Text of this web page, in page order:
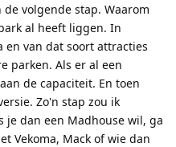
volgende stap. Waarom
al heeft liggen. In
en van dat soort attracties
parken. Als er al een
de capaciteit. En toen
Zo'n stap zou ik
je dan een Madhouse wil, ga
Vekoma, Mack of wie dan